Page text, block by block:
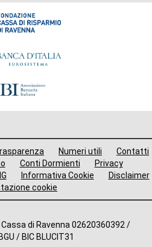
Numeri utili
Contatti
Conti Dormienti
Privacy
Informativa Cookie
Disclaimer
cookie
di Ravenna 02620360392 /
/ BIC BLUCIT31